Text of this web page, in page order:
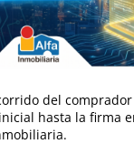
del
hasta la firma